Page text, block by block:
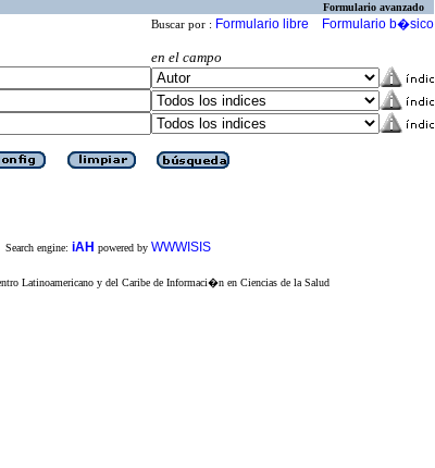
Formulario avanzado
Buscar por : Formulario libre Formulario b�sico
en el campo
Search engine: iAH powered by WWWISIS
Latinoamericano y del Caribe de Informaci�n en Ciencias de la Salud